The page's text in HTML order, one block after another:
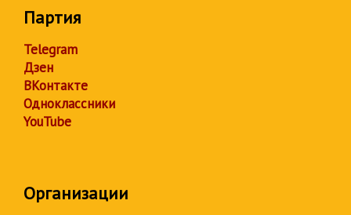
Партия
Telegram
Дзен
ВКонтакте
Одноклассники
YouTube
Организации